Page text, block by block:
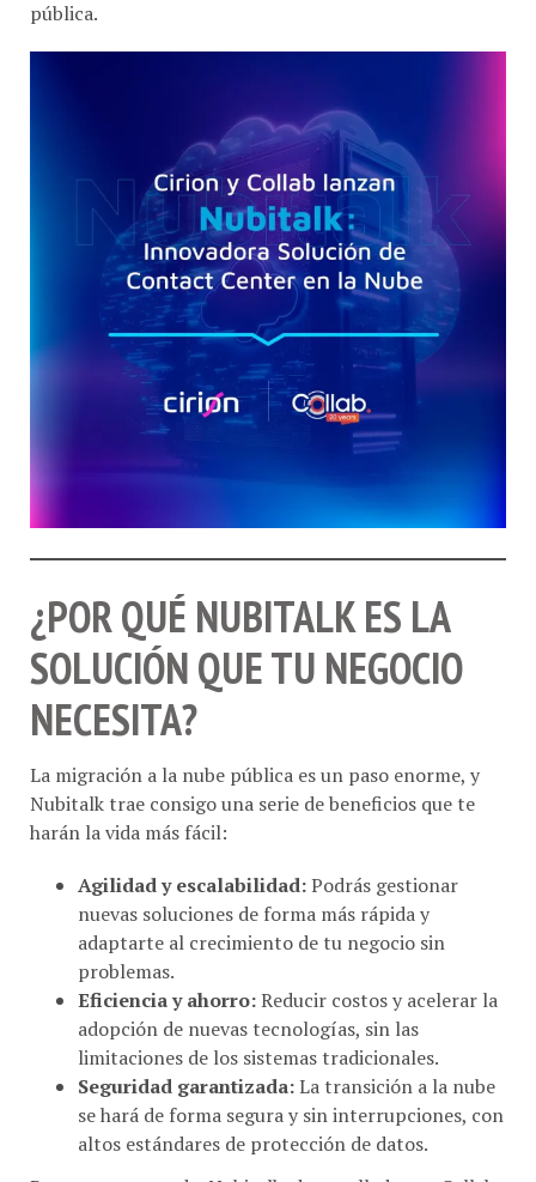
¿POR QUÉ NUBITALK ES LA
SOLUCIÓN QUE TU NEGOCIO
NECESITA?
Nubitalk trae consigo una serie de beneficios que te
harán la vida más fácil:
nuevas soluciones de forma más rápida y
adaptarte al crecimiento de tu negocio sin
problemas.
Eficiencia y ahorro:
adopción de nuevas tecnologías, sin las
limitaciones de los sistemas tradicionales.
Seguridad garantizada:La transición a la nube
se hará de forma segura y sin interrupciones, con
altos estándares de protección de datos.
Pero eso no es todo. Nubitalk, desarrollada por Collab